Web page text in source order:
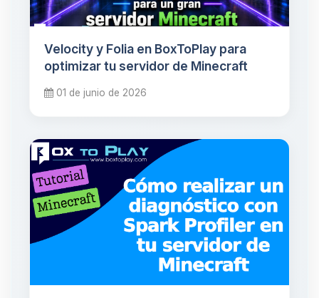
Velocity y Folia en BoxToPlay para
optimizar tu servidor de Minecraft
01 de junio de 2026